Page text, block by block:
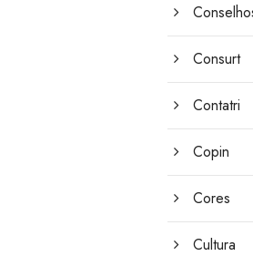
Consurt
Contatri
Copin
Cores
Cultura